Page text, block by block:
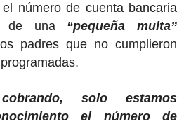
número de cuenta bancaria
de una “pequeña multa”
padres que no cumplieron
solo estamos
el número de